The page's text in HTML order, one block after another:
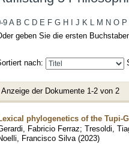
9A B C D E F G H J K L M N O P
geben Sie die ersten
nach:
Anzeige der Dokumente 1-2 von 2
phylogenetics of the Tupi-
Fabricio Ferraz; Tresoldi,
Francisco Silva (2023)